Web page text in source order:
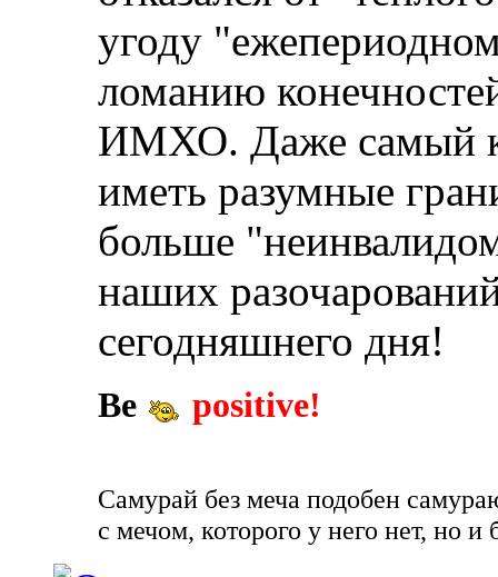
угоду
ломанию
ИМХО. Даже самый
иметь разумные
больше
наших
сегодняшнего дня!
Be positive!
Самурай без меча подобен
с мечом, которого у него нет, но и